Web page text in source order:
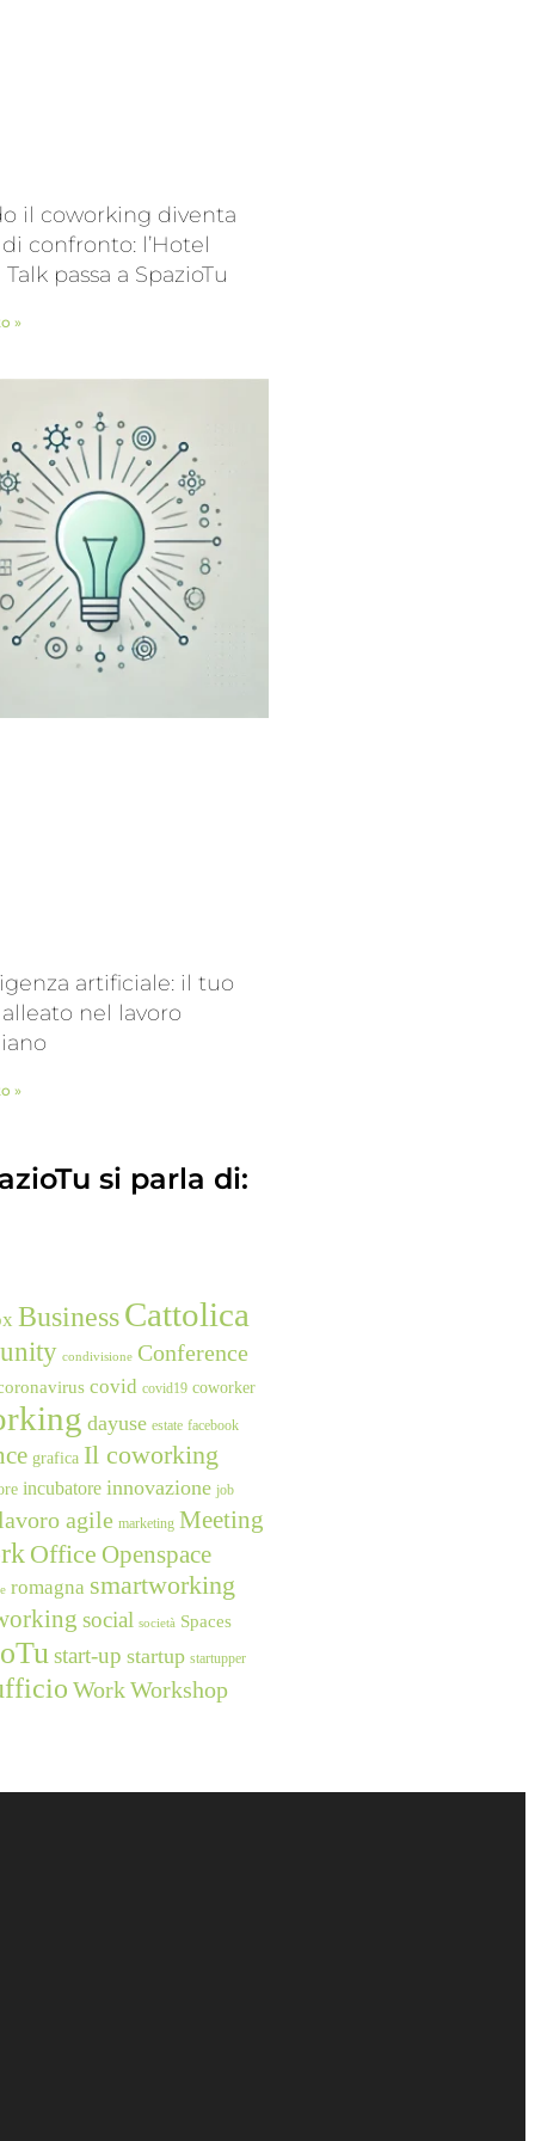
il coworking diventa
confronto: l’Hotel
passa a SpazioTu
»
artificiale: il tuo
nel lavoro
»
si parla di:
BusinessCattolica
condivisione Conference
covid covid19 coworker
dayuse estate facebook
grafica Il coworking
incubatore innovazione job
agile marketing Meeting
Office Openspace
romagna smartworking
social società Spaces
start-up startup startupper
WorkWorkshop